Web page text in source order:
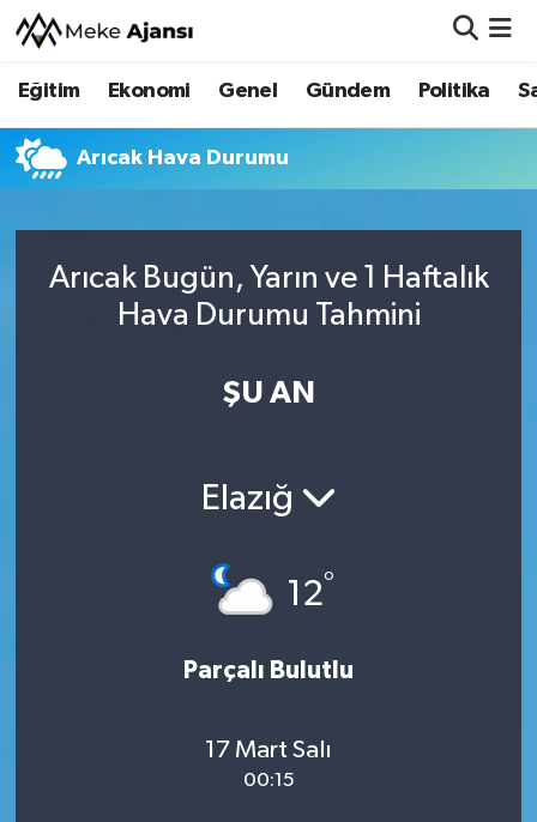
Eğitim Ekonomi Genel Gündem Politika
Arıcak Hava Durumu
Arıcak Bugün, Yarın ve 1 Haftalık
Hava Durumu Tahmini
ŞU AN
Elazığ
12°
Parçalı Bulutlu
17 Mart Salı
00:15
Eğitim
Ekonomi
Gündem
Nöbetçi Eczaneler
Hava Durumu
Trafik Durumu